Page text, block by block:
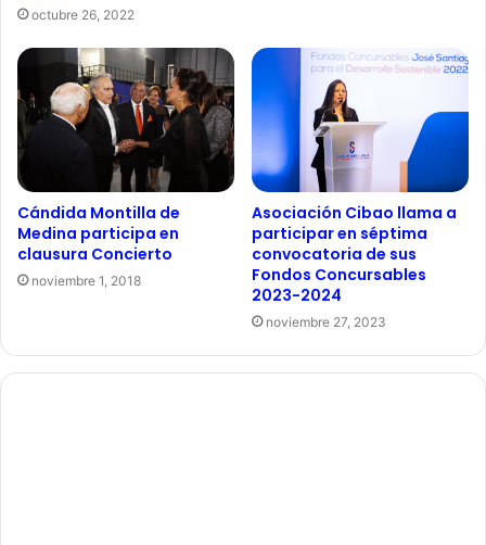
octubre 26, 2022
Cándida Montilla de
Medina participa en
clausura Concierto
noviembre 1, 2018
Asociación Cibao llama a
participar en séptima
convocatoria de sus
Fondos Concursables
2023-2024
noviembre 27, 2023